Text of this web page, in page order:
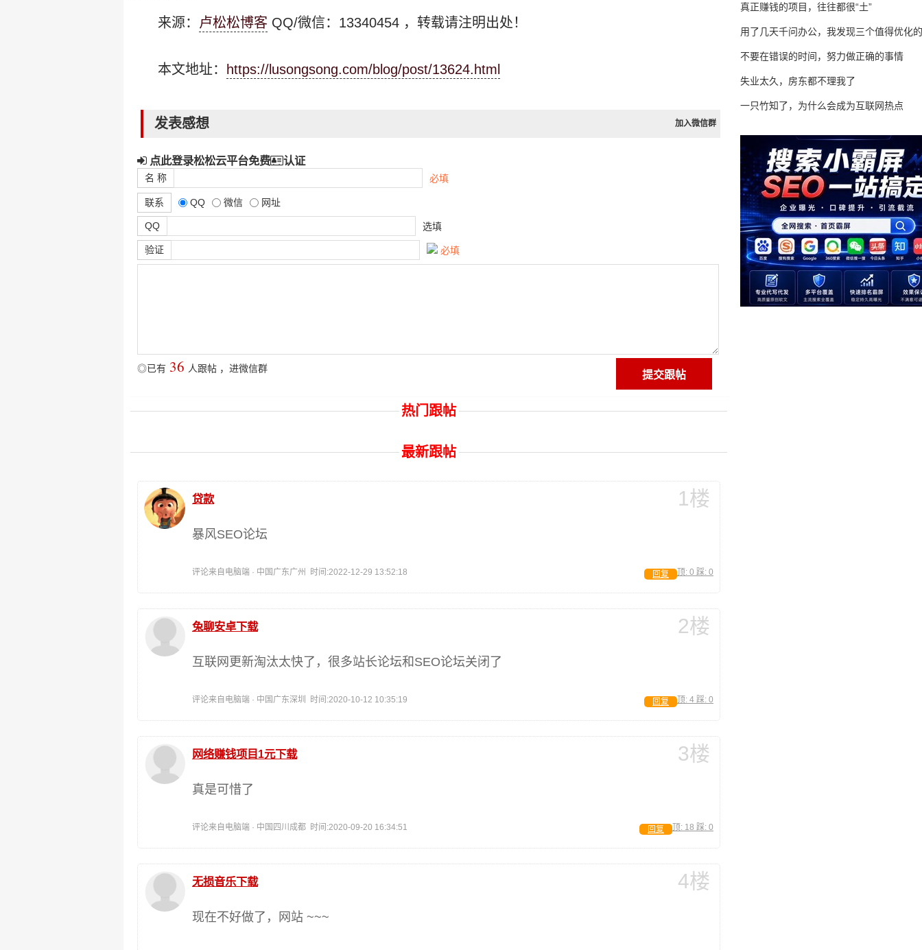
来源： 卢松松博客 QQ/微信：13340454 ，转载请注明出处！
本文地址： https://lusongsong.com/blog/post/13624.html
发表感想 加入微信群
点此登录松松云平台免费 认证
名 称 必填
联系 QQ 微信 网址
QQ 选填
验证 必填
◎已有 36 人跟帖 ， 进微信群
热门跟帖
最新跟帖
1楼
贷款
暴风SEO论坛
评论来自电脑端 · 中国广东广州 时间:2022-12-29 13:52:18 顶: 0 踩: 0
回复
2楼
兔聊安卓下载
互联网更新淘汰太快了，很多站长论坛和SEO论坛关闭了
评论来自电脑端 · 中国广东深圳 时间:2020-10-12 10:35:19 顶: 4 踩: 0
回复
3楼
网络赚钱项目1元下载
真是可惜了
评论来自电脑端 · 中国四川成都 时间:2020-09-20 16:34:51 顶: 18 踩: 0
回复
4楼
无损音乐下载
现在不好做了，网站 ~~~
真正赚钱的项目，往往都很“土”
用了几天千问办公，我发现三个值得优化
不要在错误的时间，努力做正确的事情
失业太久，房东都不理我了
一只竹知了，为什么会成为互联网热点